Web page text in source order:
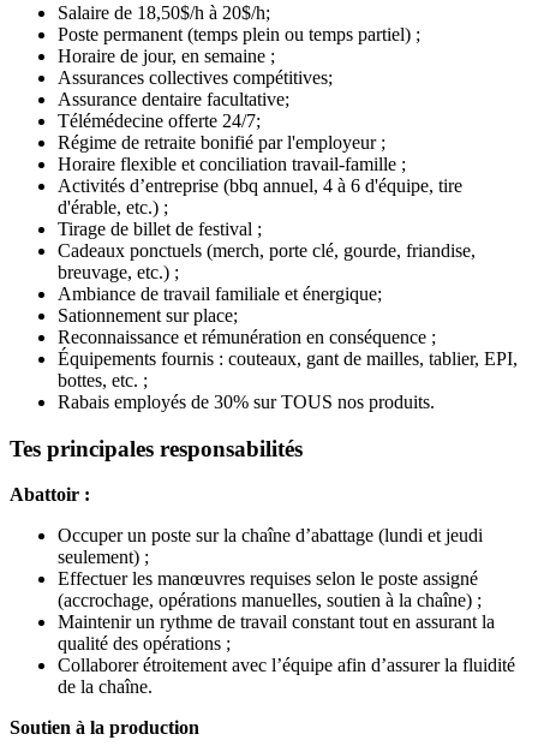
Salaire de 18,50$/h à 20$/h;
Poste permanent (temps plein ou temps partiel) ;
Horaire de jour, en semaine ;
Assurances collectives compétitives;
Assurance dentaire facultative;
Télémédecine offerte 24/7;
Régime de retraite bonifié par l'employeur ;
Horaire flexible et conciliation travail-famille ;
Activités d’entreprise (bbq annuel, 4 à 6 d'équipe, tire
d'érable, etc.) ;
Tirage de billet de festival ;
Cadeaux ponctuels (merch, porte clé, gourde, friandise,
breuvage, etc.) ;
Ambiance de travail familiale et énergique;
Sationnement sur place;
Reconnaissance et rémunération en conséquence ;
Équipements fournis : couteaux, gant de mailles, tablier, EPI,
bottes, etc. ;
Rabais employés de 30% sur TOUS nos produits.
Tes principales responsabilités
Abattoir :
Occuper un poste sur la chaîne d’abattage (lundi et jeudi
seulement) ;
Effectuer les manœuvres requises selon le poste assigné
(accrochage, opérations manuelles, soutien à la chaîne) ;
Maintenir un rythme de travail constant tout en assurant la
qualité des opérations ;
Collaborer étroitement avec l’équipe afin d’assurer la fluidité
de la chaîne.
Soutien à la production